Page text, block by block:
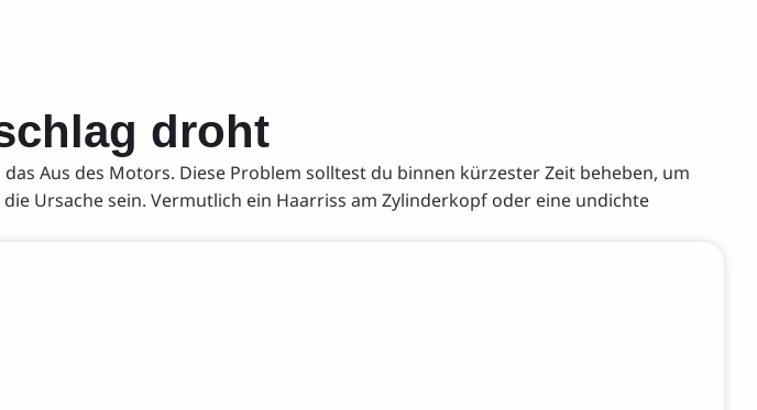
droht
Aus des Motors. Diese Problem solltest du binnen kürzester Zeit beheben, um
Ursache sein. Vermutlich ein Haarriss am Zylinderkopf oder eine undichte